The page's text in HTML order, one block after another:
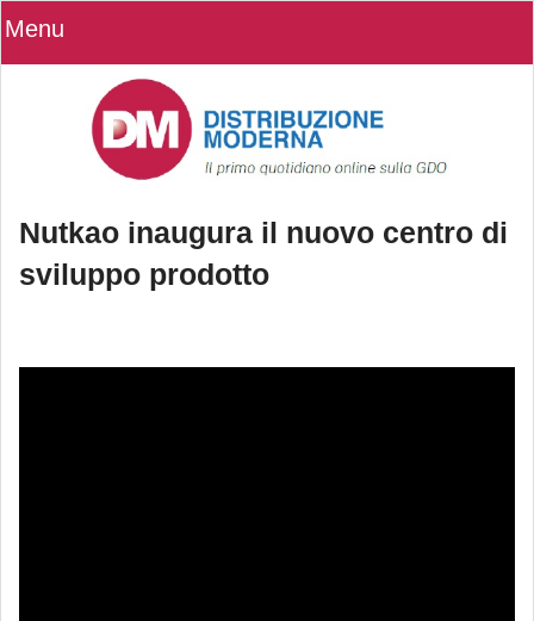
Menu
Nutkao inaugura il nuovo centro di
sviluppo prodotto
sviluppo prodotto